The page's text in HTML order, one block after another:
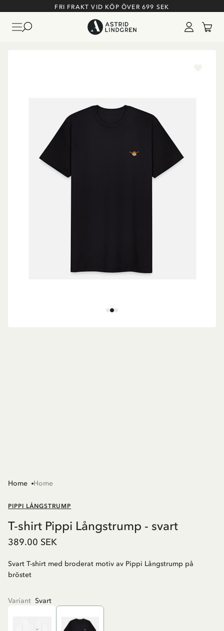
FRI FRAKT VID KÖP ÖVER 699 SEK
Home Home
PIPPI LÅNGSTRUMP
T-shirt Pippi Långstrump - svart
389.00 SEK
Svart T-shirt med broderat motiv av Pippi Långstrump på
bröstet
Variant Svart